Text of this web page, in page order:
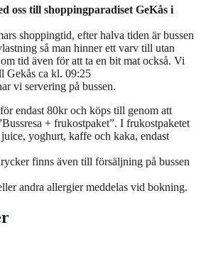
oss till shoppingparadiset GeKås i
shoppingtid, efter halva tiden är bussen
så man hinner ett varv till utan
tid även för att ta en bit mat också. Vi
Gekås ca kl. 09:25
vi servering på bussen.
endast 80kr och köps till genom att
+ frukostpaket”. I frukostpaketet
yoghurt, kaffe och kaka, endast
finns även till försäljning på bussen
andra allergier meddelas vid bokning.